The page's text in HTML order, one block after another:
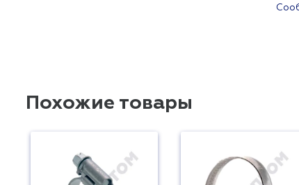
Похожие товары